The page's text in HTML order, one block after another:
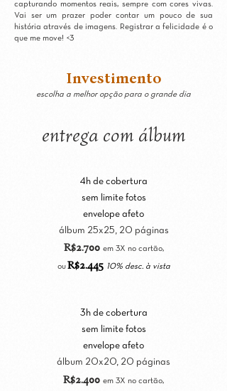
capturando momentos reais, sempre com cores vivas.
Vai ser um prazer poder contar um pouco de sua
história através de imagens. Registrar a felicidade é o
que me move! <3
Investimento
escolha a melhor opção para o grande dia
entrega com álbum
4h de cobertura
sem limite fotos
envelope afeto
álbum 25x25, 20 páginas
R$2.700 em 3X no cartão,
ou R$2.445 10% desc. à vista
3h de cobertura
sem limite fotos
envelope afeto
álbum 20x20, 20 páginas
R$2.400 em 3X no cartão,